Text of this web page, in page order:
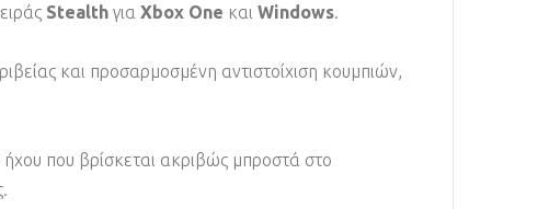
Stealth για Xbox One και Windows.
και προσαρμοσμένη αντιστοίχιση κουμπιών,
ήχου που βρίσκεται ακριβώς μπροστά στο